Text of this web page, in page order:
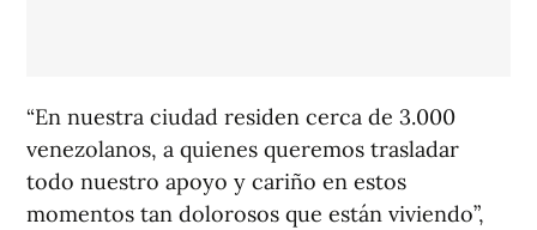
“En nuestra ciudad residen cerca de 3.000
venezolanos, a quienes queremos trasladar
todo nuestro apoyo y cariño en estos
momentos tan dolorosos que están viviendo”,